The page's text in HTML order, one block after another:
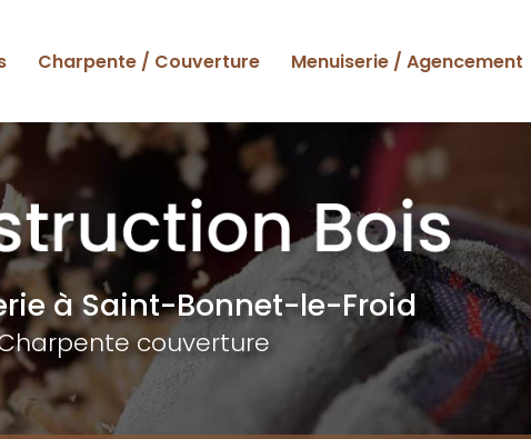
Charpente / Couverture Menuiserie / Agencement
à Saint-Bonnet-le-Froid
couverture